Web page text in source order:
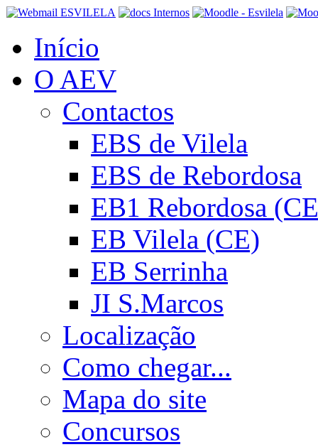
Início
O AEV
Contactos
EBS de Vilela
EBS de Rebordosa
EB1 Rebordosa
EB Vilela (CE)
EB Serrinha
JI S.Marcos
Localização
Como chegar...
Mapa do site
Concursos